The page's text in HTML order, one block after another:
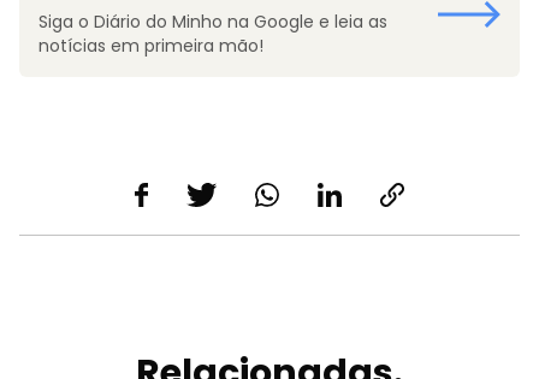
Siga o Diário do Minho na Google e leia as
notícias em primeira mão!